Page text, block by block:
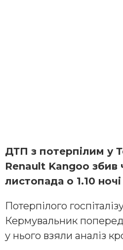
ДТП з потерпілим у
Renault Kangoo збив
листопада о 1.10 ночі
Потерпілого
Кермувальник
у нього взяли аналіз